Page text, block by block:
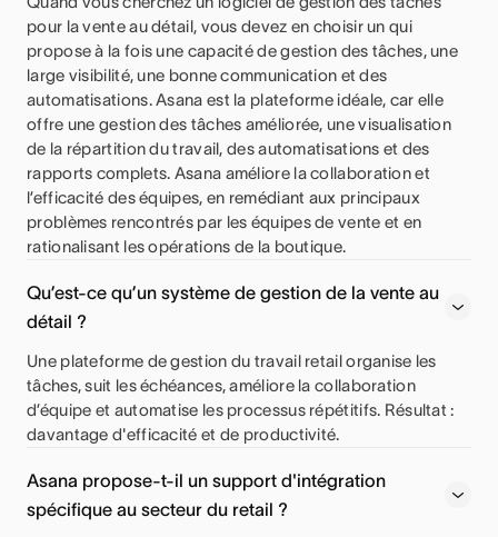
pour la vente au détail, vous devez en choisir un qui
propose à la fois une capacité de gestion des tâches, une
large visibilité, une bonne communication et des
automatisations. Asana est la plateforme idéale, car elle
offre une gestion des tâches améliorée, une visualisation
de la répartition du travail, des automatisations et des
rapports complets. Asana améliore la collaboration et
l’efficacité des équipes, en remédiant aux principaux
problèmes rencontrés par les équipes de vente et en
rationalisant les opérations de la boutique.
Qu’est-ce qu’un système de gestion de la vente au
détail ?
Une plateforme de gestion du travail retail organise les
tâches, suit les échéances, améliore la collaboration
d’équipe et automatise les processus répétitifs. Résultat :
davantage d'efficacité et de productivité.
Asana propose-t-il un support d'intégration
spécifique au secteur du retail ?